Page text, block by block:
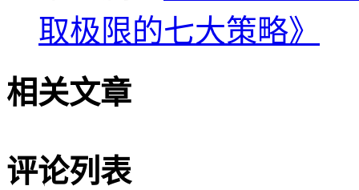
取极限的七大策略》
相关文章
评论列表